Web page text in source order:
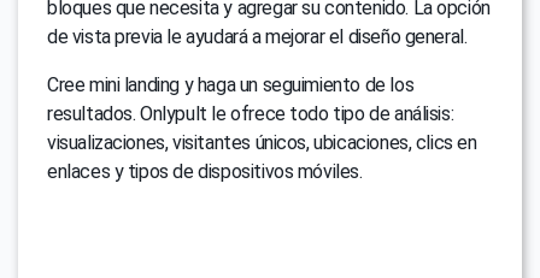
bloques que necesita y agregar su contenido. La opción
de vista previa le ayudará a mejorar el diseño general.
Cree mini landing y haga un seguimiento de los
resultados. Onlypult le ofrece todo tipo de análisis:
visualizaciones, visitantes únicos, ubicaciones, clics en
enlaces y tipos de dispositivos móviles.